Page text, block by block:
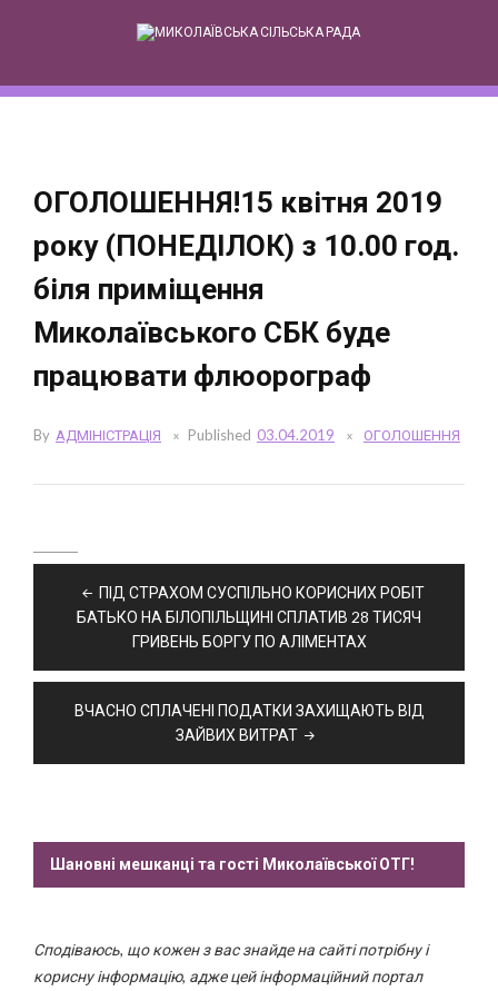
to
ОГОЛОШЕННЯ!15 квітня 2019
року (ПОНЕДІЛОК) з 10.00 год.
біля приміщення
Миколаївського СБК буде
працювати флюорограф
By АДМІНІСТРАЦІЯ Published 03.04.2019 ОГОЛОШЕННЯ
записівПІД СТРАХОМ СУСПІЛЬНО КОРИСНИХ РОБІТ
БАТЬКО НА БІЛОПІЛЬЩИНІ СПЛАТИВ 28 ТИСЯЧ
ГРИВЕНЬ БОРГУ ПО АЛІМЕНТАХ
ВЧАСНО СПЛАЧЕНІ ПОДАТКИ ЗАХИЩАЮТЬ ВІД
ЗАЙВИХ ВИТРАТ
Шановні мешканці та гості Миколаївської ОТГ!
Сподіваюсь, що кожен з вас знайде на сайті потрібну і
корисну інформацію, адже цей інформаційний портал